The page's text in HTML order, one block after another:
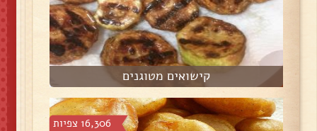
קישואים מטוגנים
16,306 צפיות